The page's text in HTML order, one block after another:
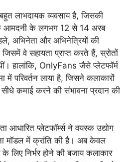
लाभदायक व्यवसाय है, जिसकी
आमदनी के लगभग 12 से 14 अरब
अभिनेता और अभिनेत्रियों की
वे सहायता प्राप्त करते हैं, स्रोतों
हालांकि, OnlyFans जैसे प्लेटफॉर्म
में परिवर्तन लाया है, जिसने कलाकारों
कमाई करने की संभावना प्रदान की
प्लेटफॉर्म्स ने वयस्क उद्योग
मॉडल में क्रांति की है। अब केवल
लिए निर्भर होने की बजाय कलाकार